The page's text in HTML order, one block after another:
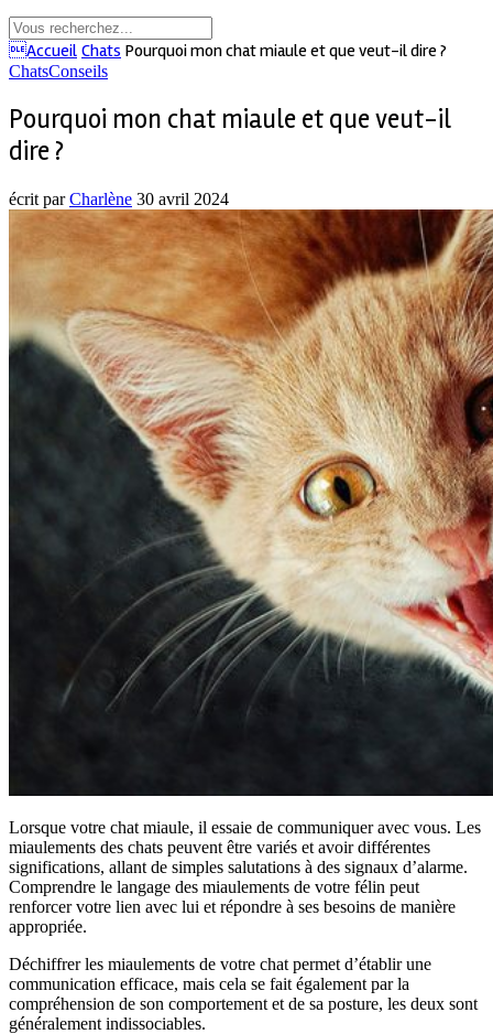
Accueil Chats Pourquoi mon chat miaule et que veut-il dire ?
ChatsConseils
Pourquoi mon chat miaule et que veut-il
dire ?
écrit parCharlène 30 avril 2024
Lorsque votre chat miaule, il essaie de communiquer avec vous. Les
miaulements des chats peuvent être variés et avoir différentes
significations, allant de simples salutations à des signaux d’alarme.
Comprendre le langage des miaulements de votre félin peut
renforcer votre lien avec lui et répondre à ses besoins de manière
appropriée.
Déchiffrer les miaulements de votre chat permet d’établir une
communication efficace, mais cela se fait également par la
compréhension de son comportement et de sa posture, les deux sont
généralement indissociables.